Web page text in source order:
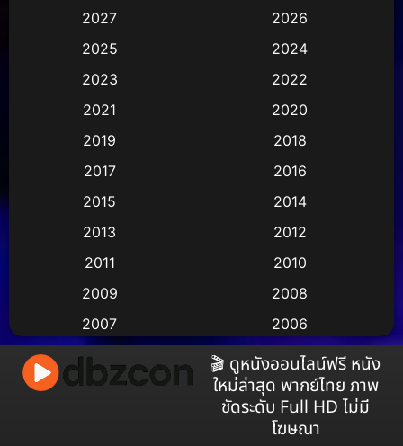
Based on a True Story สร้างจากเรื่องจริง (3)
Based on a True Story เรื่องจริง(38)
Based on a True Story เรื่องจริง(73)
2027
2026
2025
2024
2023
2022
2021
2020
2019
2018
2017
2016
2015
2014
2013
2012
2011
2010
2009
2008
2007
2006
2005
2004
2003
2002
2000
🎬 ดูหนังออนไลน์ฟรี หนัง
ใหม่ล่าสุด พากย์ไทย ภาพ
ชัดระดับ Full HD ไม่มี
โฆษณา